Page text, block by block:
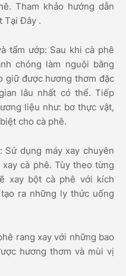
Tham khảo hướng dẫn
Tại Đây .
tẩm ướp: Sau khi cà phê
chóng làm nguội bằng
giữ được hương thơm đặc
lâu nhất có thể. Tiếp
liệu như: bơ thực vật,
cho cà phê.
dụng máy xay chuyên
cà phê. Tùy theo từng
xay bột cà phê với kích
ra những ly thức uống
rang xay với những bao
hương thơm và mùi vị